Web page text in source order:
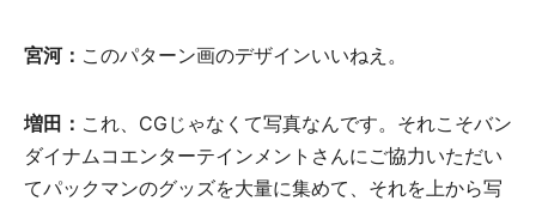
宮河： このパターン画のデザインいいねえ。
増田： これ、CGじゃなくて写真なんです。それこそバン
ダイナムコエンターテインメントさんにご協力いただい
てパックマンのグッズを大量に集めて、それを上から写